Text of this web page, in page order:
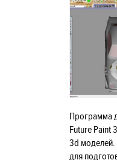
Программа
Future Paint
3d
для